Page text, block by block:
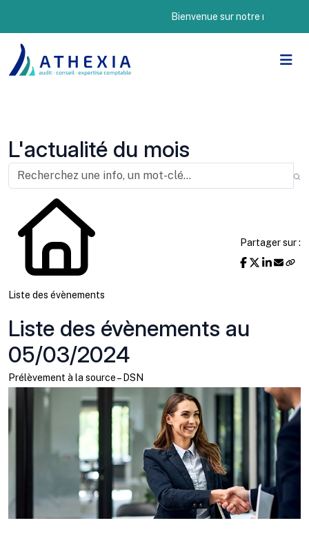
Bienvenue sur notre nouveau
L'actualité du mois
Liste des évènements
Partager sur :
Liste des évènements au
05/03/2024
Prélèvement à la source – DSN